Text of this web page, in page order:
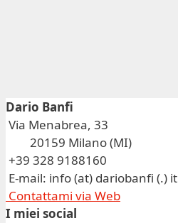
Dario Banfi
Via Menabrea, 33
20159 Milano (MI)
+39 328 9188160
E-mail: info (at) dariobanfi (.) it
Contattami via Web
I miei social